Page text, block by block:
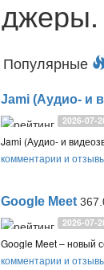
Популярные
2026-07-
комментарии и
Google Meet
2026-07-
комментарии и